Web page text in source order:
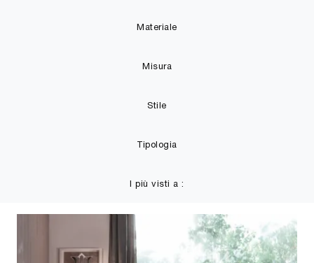
Materiale
Misura
Stile
Tipologia
I più visti a :